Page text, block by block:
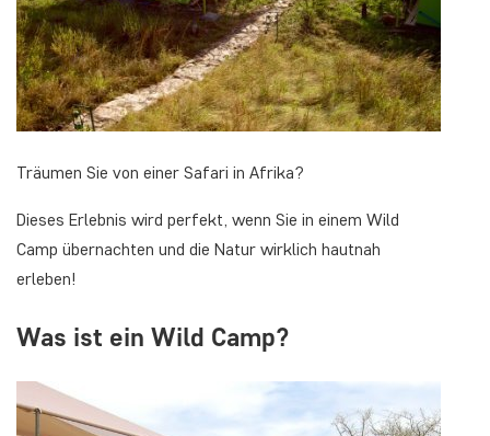
Träumen Sie von einer Safari in Afrika?
Dieses Erlebnis wird perfekt, wenn Sie in einem Wild
Camp übernachten und die Natur wirklich hautnah
erleben!
Was ist ein Wild Camp?